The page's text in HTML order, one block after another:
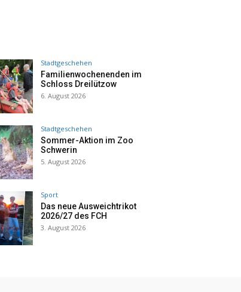
Stadtgeschehen
Familienwochenenden im
Schloss Dreilützow
6. August 2026
Stadtgeschehen
Sommer-Aktion im Zoo
Schwerin
5. August 2026
Sport
Das neue Ausweichtrikot
2026/27 des FCH
3. August 2026